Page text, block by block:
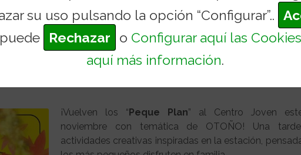
su uso pulsando la opción “Configurar”..
Rechazar o Configurar aquí las Cookies
aquí más información.
Joven - 28 de noviembre
¡Vuelven los “Peque Plan” al Centro Joven
noviembre con temática de OTOÑO! Una
actividades creativas inspiradas en la estación,